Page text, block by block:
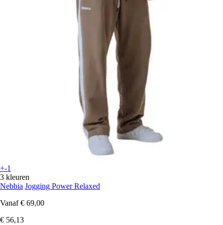
+-1
3 kleuren
Nebbia Jogging Power Relaxed
Vanaf € 69,00
€ 56,13